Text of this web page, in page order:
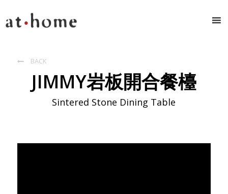
 BACK
JIMMY岩板開合餐檯
Sintered Stone Dining Table